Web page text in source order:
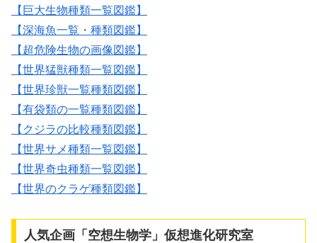
【巨大生物種類一覧図鑑】
【深海魚一覧・種類図鑑】
【超危険生物の画像図鑑】
【世界猛獣種類一覧図鑑】
【世界珍獣一覧種類図鑑】
【有袋類の一覧種類図鑑】
【クジラの比較種類図鑑】
【世界サメ種類一覧図鑑】
【世界奇虫種類一覧図鑑】
【世界のクラゲ種類図鑑】
人気企画「空想生物学」仮想進化研究室